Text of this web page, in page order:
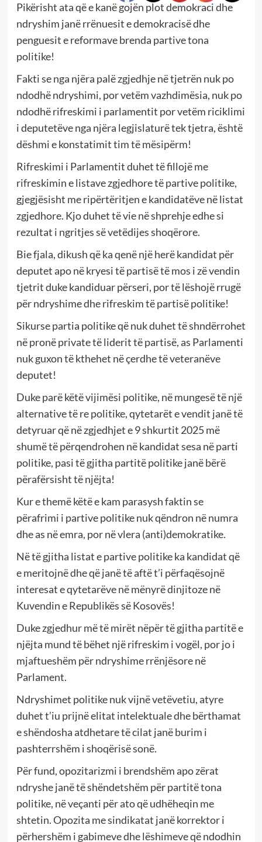
Pikërisht ata që e kanë gojën plot demokraci dhe
ndryshim janë rrënuesit e demokracisë dhe
penguesit e reformave brenda partive tona
politike!
Fakti se nga njëra palë zgjedhje në tjetrën nuk po
ndodhë ndryshimi, por vetëm vazhdimësia, nuk po
ndodhë rifreskimi i parlamentit por vetëm riciklimi
i deputetëve nga njëra legjislaturë tek tjetra, është
dëshmi e konstatimit tim të mësipërm!
Rifreskimi i Parlamentit duhet të fillojë me
rifreskimin e listave zgjedhore të partive politike,
gjegjësisht me ripërtëritjen e kandidatëve në listat
zgjedhore. Kjo duhet të vie në shprehje edhe si
rezultat i ngritjes së vetëdijes shoqërore.
Bie fjala, dikush që ka qenë një herë kandidat për
deputet apo në kryesi të partisë të mos i zë vendin
tjetrit duke kandiduar përseri, por të lëshojë rrugë
për ndryshime dhe rifreskim të partisë politike!
Sikurse partia politike që nuk duhet të shndërrohet
në pronë private të liderit të partisë, as Parlamenti
nuk guxon të kthehet në çerdhe të veteranëve
deputet!
Duke parë këtë vijimësi politike, në mungesë të një
alternative të re politike, qytetarët e vendit janë të
detyruar që në zgjedhjet e 9 shkurtit 2025 më
shumë të përqendrohen në kandidat sesa në parti
politike, pasi të gjitha partitë politike janë bërë
përafërsisht të njëjta!
Kur e themë këtë e kam parasysh faktin se
përafrimi i partive politike nuk qëndron në numra
dhe as në emra, por në vlera (anti)demokratike.
Në të gjitha listat e partive politike ka kandidat që
e meritojnë dhe që janë të aftë t’i përfaqësojnë
interesat e qytetarëve në mënyrë dinjitoze në
Kuvendin e Republikës së Kosovës!
Duke zgjedhur më të mirët nëpër të gjitha partitë e
njëjta mund të bëhet një rifreskim i vogël, por jo i
mjaftueshëm për ndryshime rrënjësore në
Parlament.
Ndryshimet politike nuk vijnë vetëvetiu, atyre
duhet t’iu prijnë elitat intelektuale dhe bërthamat
e shëndosha atdhetare të cilat janë burim i
pashterrshëm i shoqërisë sonë.
Për fund, opozitarizmi i brendshëm apo zërat
ndryshe janë të shëndetshëm për partitë tona
politike, në veçanti për ato që udhëheqin me
shtetin. Opozita me sindikatat janë korrektor i
përhershëm i gabimeve dhe lëshimeve që ndodhin